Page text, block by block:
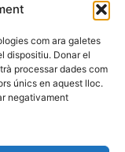
com ara galetes
dispositiu. Donar el
processar dades com
únics en aquest lloc.
negativament